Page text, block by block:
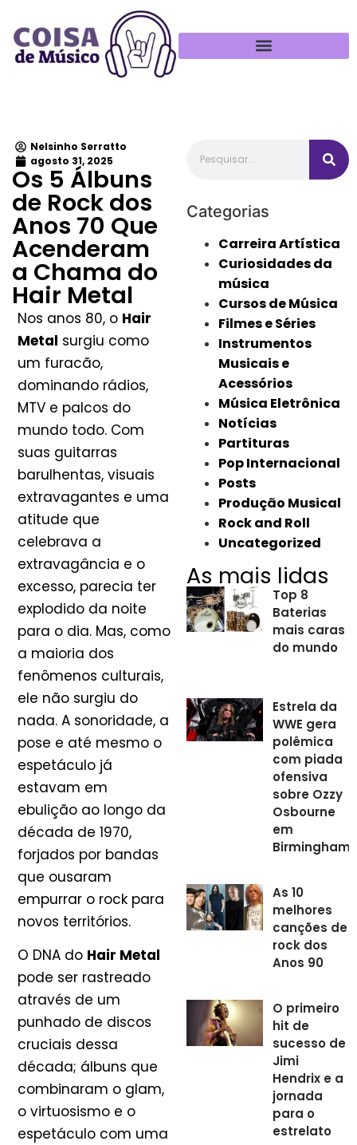
Nelsinho Serratto
agosto 31, 2025
Os 5 Álbuns
de Rock dos
Anos 70 Que
Acenderam
a Chama do
Hair Metal
Nos anos 80, o Hair
Metal surgiu como
um furacão,
dominando rádios,
MTV e palcos do
mundo todo. Com
suas guitarras
barulhentas, visuais
extravagantes e uma
atitude que
celebrava a
extravagância e o
excesso, parecia ter
explodido da noite
para o dia. Mas, como
a maioria dos
fenômenos culturais,
ele não surgiu do
nada. A sonoridade, a
pose e até mesmo o
espetáculo já
estavam em
ebulição ao longo da
década de 1970,
forjados por bandas
que ousaram
empurrar o rock para
novos territórios.
O DNA do Hair Metal
pode ser rastreado
através de um
punhado de discos
cruciais dessa
década; álbuns que
combinaram o glam,
o virtuosismo e o
espetáculo com uma
Categorias
Carreira Artística
Curiosidades da
música
Cursos de Música
Filmes e Séries
Instrumentos
Musicais e
Acessórios
Música Eletrônica
Notícias
Partituras
Pop Internacional
Posts
Produção Musical
Rock and Roll
Uncategorized
As mais lidas
Top 8
Baterias
mais caras
do mundo
Estrela da
WWE gera
polêmica
com piada
ofensiva
sobre Ozzy
Osbourne
em
Birmingham
As 10
melhores
canções de
rock dos
Anos 90
O primeiro
hit de
sucesso de
Jimi
Hendrix e a
jornada
para o
estrelato